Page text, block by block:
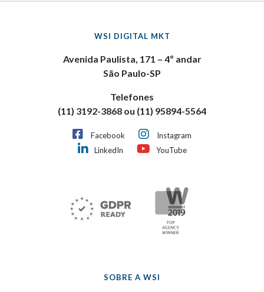
WSI DIGITAL MKT
Avenida Paulista, 171 – 4º andar
São Paulo-SP
Telefones
(11) 3192-3868 ou (11) 95894-5564
Facebook
Instagram
LinkedIn
YouTube
SOBRE A WSI